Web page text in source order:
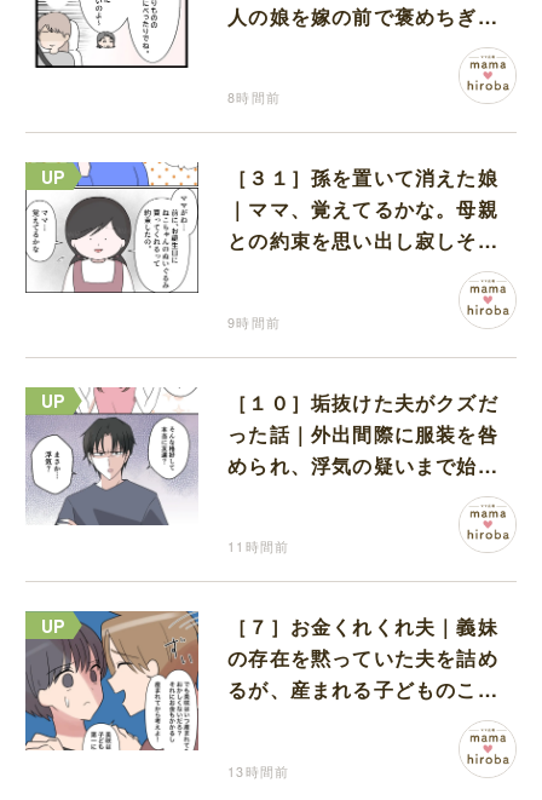
人の娘を嫁の前で褒めちぎる
8時間前
［３１］孫を置いて消えた娘
｜ママ、覚えてるかな。母親
との約束を思い出し寂しそう
9時間前
［１０］垢抜けた夫がクズだ
った話｜外出間際に服装を咎
められ、浮気の疑いまで始め
11時間前
［７］お金くれくれ夫｜義妹
の存在を黙っていた夫を詰め
るが、産まれる子どものこと
を第一に考えてと流される
13時間前